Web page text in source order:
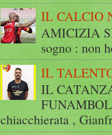
IL CALCIO
AMICIZIA
sogno : non
IL
IL
chiacchierata ,